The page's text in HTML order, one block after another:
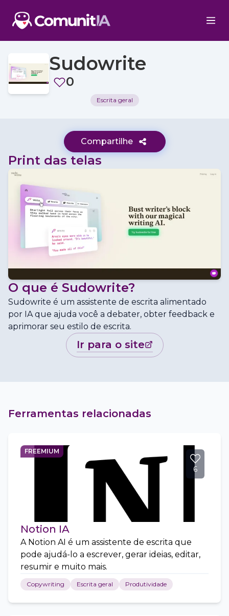
Sudowrite
0
Escrita geral
Compartilhe
Print das telas
O que é Sudowrite?
Sudowrite é um assistente de escrita alimentado
por IA que ajuda você a debater, obter feedback e
aprimorar seu estilo de escrita.
ir para o site
Ferramentas relacionadas
FREEMIUM
6
Notion IA
A Notion AI é um assistente de escrita que
pode ajudá-lo a escrever, gerar ideias, editar,
resumir e muito mais.
Copywriting Escrita geral Produtividade